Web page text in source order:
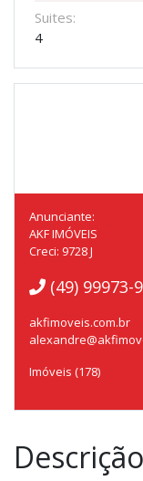
Suites:
4
Anunciante:
AKF IMÓVEIS
Creci: 9728 J
(49) 99973-
akfimoveis.com.br
Imóveis (178)
Descrição